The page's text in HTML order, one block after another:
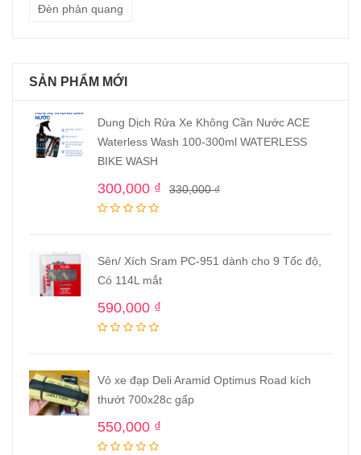
Đèn phản quang
SẢN PHẨM MỚI
Dung Dịch Rửa Xe Không Cần Nước ACE
Waterless Wash 100-300ml WATERLESS
BIKE WASH
330,000₫
300,000 ₫
Sên/ Xích Sram PC-951 dành cho 9 Tốc độ,
Có 114L mắt
590,000 ₫
Vỏ xe đạp Deli Aramid Optimus Road kích
thướt 700x28c gấp
550,000 ₫